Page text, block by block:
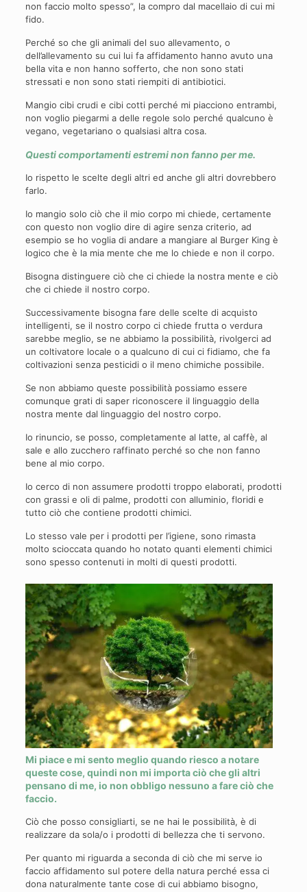
non faccio molto spesso”, la compro dal macellaio di cui mi
fido.
Perché so che gli animali del suo allevamento, o
dell’allevamento su cui lui fa affidamento hanno avuto una
bella vita e non hanno sofferto, che non sono stati
stressati e non sono stati riempiti di antibiotici.
Mangio cibi crudi e cibi cotti perché mi piacciono entrambi,
non voglio piegarmi a delle regole solo perché qualcuno è
vegano, vegetariano o qualsiasi altra cosa.
Questi comportamenti estremi non fanno per me.
Io rispetto le scelte degli altri ed anche gli altri dovrebbero
farlo.
Io mangio solo ciò che il mio corpo mi chiede, certamente
con questo non voglio dire di agire senza criterio, ad
esempio se ho voglia di andare a mangiare al Burger King è
logico che è la mia mente che me lo chiede e non il corpo.
Bisogna distinguere ciò che ci chiede la nostra mente e ciò
che ci chiede il nostro corpo.
Successivamente bisogna fare delle scelte di acquisto
intelligenti, se il nostro corpo ci chiede frutta o verdura
sarebbe meglio, se ne abbiamo la possibilità, rivolgerci ad
un coltivatore locale o a qualcuno di cui ci fidiamo, che fa
coltivazioni senza pesticidi o il meno chimiche possibile.
Se non abbiamo queste possibilità possiamo essere
comunque grati di saper riconoscere il linguaggio della
nostra mente dal linguaggio del nostro corpo.
Io rinuncio, se posso, completamente al latte, al caffè, al
sale e allo zucchero raffinato perché so che non fanno
bene al mio corpo.
Io cerco di non assumere prodotti troppo elaborati, prodotti
con grassi e oli di palme, prodotti con alluminio, floridi e
tutto ciò che contiene prodotti chimici.
Lo stesso vale per i prodotti per l’igiene, sono rimasta
molto scioccata quando ho notato quanti elementi chimici
sono spesso contenuti in molti di questi prodotti.
Mi piace e mi sento meglio quando riesco a notare
queste cose, quindi non mi importa ciò che gli altri
pensano di me, io non obbligo nessuno a fare ciò che
faccio.
Ciò che posso consigliarti, se ne hai le possibilità, è di
realizzare da sola/o i prodotti di bellezza che ti servono.
Per quanto mi riguarda a seconda di ciò che mi serve io
faccio affidamento sul potere della natura perché essa ci
dona naturalmente tante cose di cui abbiamo bisogno,